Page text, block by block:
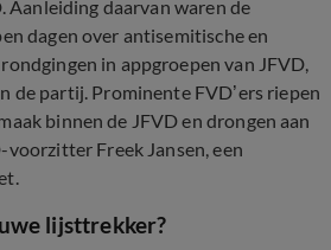
daarvan waren de
dagen over antisemitische en
in appgroepen van JFVD,
de partij. Prominente FVD’ers riepen
binnen de JFVD en drongen aan
Freek Jansen, een
lijsttrekker?